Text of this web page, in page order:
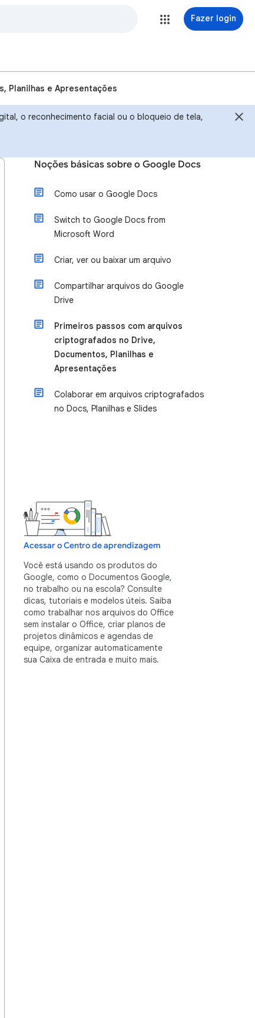
Fazer login
Planilhas e Apresentações
o reconhecimento facial ou o bloqueio de tela,
Noções básicas sobre o Google Docs
Como usar o Google Docs
Switch to Google Docs from
Microsoft Word
Criar, ver ou baixar um arquivo
Compartilhar arquivos do Google
Drive
Primeiros passos com arquivos
criptografados no Drive,
Documentos, Planilhas e
Apresentações
Colaborar em arquivos criptografados
no Docs, Planilhas e Slides
Acessar o Centro de aprendizagem
Você está usando os produtos do
Google, como o Documentos Google,
no trabalho ou na escola? Consulte
dicas, tutoriais e modelos úteis. Saiba
como trabalhar nos arquivos do Office
sem instalar o Office, criar planos de
projetos dinâmicos e agendas de
equipe, organizar automaticamente
sua Caixa de entrada e muito mais.